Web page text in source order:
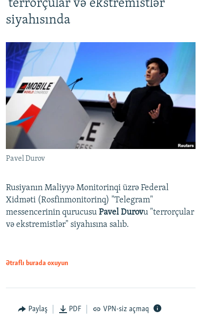
'terrorçular və ekstremistlər'
siyahısında
Pavel Durov
Rusiyanın Maliyyə Monitorinqi üzrə Federal
Xidməti (Rosfinmonitorinq) "Telegram"
messencerinin qurucusu Pavel Durovu "terrorçular
və ekstremistlər" siyahısına salıb.
Ətraflı burada oxuyun
Paylaş PDF VPN-siz açmaq